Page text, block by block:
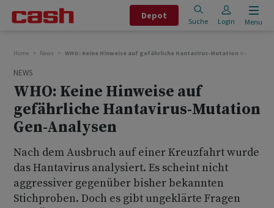
Depot
Suche Login Menu
Home News WHO: Keine Hinweise auf gefährliche Hantavirus-Mutation Gen-
NEWS
WHO: Keine Hinweise auf
gefährliche Hantavirus-Mutation
Gen-Analysen
Nach dem Ausbruch auf einer Kreuzfahrt wurde
das Hantavirus analysiert. Es scheint nicht
aggressiver gegenüber bisher bekannten
Stichproben. Doch es gibt ungeklärte Fragen